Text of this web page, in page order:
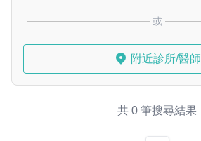
或
附近診所/醫師
共 0 筆搜尋結果